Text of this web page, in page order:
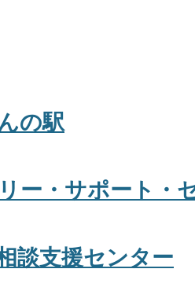
の駅
ー・サポート・
談支援センター